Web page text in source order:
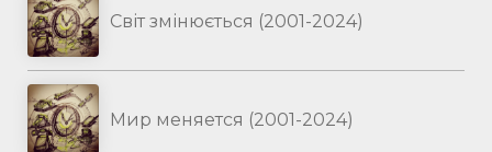
Світ змінюється (2001-2024)
Мир меняется (2001-2024)